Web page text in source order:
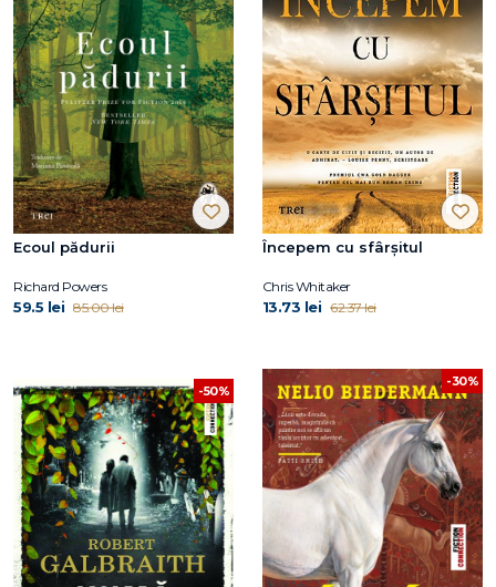
Ecoul pădurii
Richard Powers
59.5 lei 85.00 lei
Începem cu sfârșitul
Chris Whitaker
13.73 lei 62.37 lei
-50%
-30%